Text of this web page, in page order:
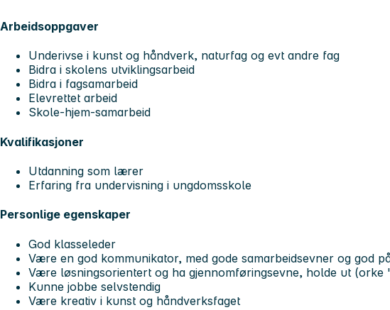
Arbeidsoppgaver
Underivse i kunst og håndverk, naturfag og evt andre fag
Bidra i skolens utviklingsarbeid
Bidra i fagsamarbeid
Elevrettet arbeid
Skole-hjem-samarbeid
Kvalifikasjoner
Utdanning som lærer
Erfaring fra undervisning i ungdomsskole
Personlige egenskaper
God klasseleder
Være en god kommunikator, med gode samarbeidsevner og god
Være løsningsorientert og ha gjennomføringsevne, holde ut (orke
Kunne jobbe selvstendig
Være kreativ i kunst og håndverksfaget